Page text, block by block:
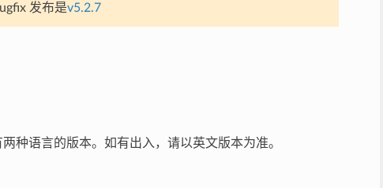
发布是v5.2.7
种语言的版本。如有出入，请以英文版本为准。